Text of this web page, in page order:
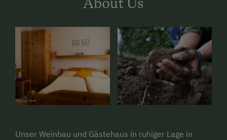
Unser Weinbau und Gästehaus in ruhiger Lage in